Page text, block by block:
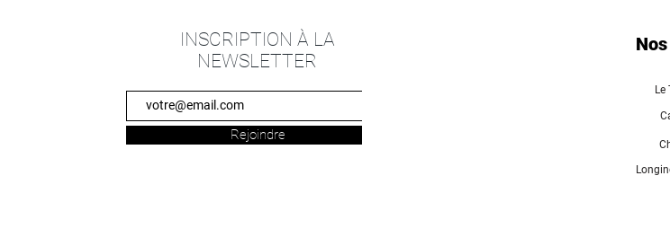
INSCRIPTION À LA
NEWSLETTER
Rejoindre
Le